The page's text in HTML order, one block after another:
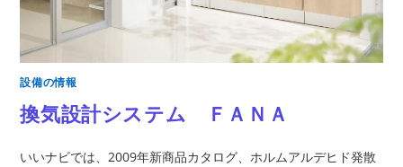
設備の情報
換気設計システム ＦＡＮＡ
いいナビでは、2009年新商品カタログ、ホルムアルデヒド発散